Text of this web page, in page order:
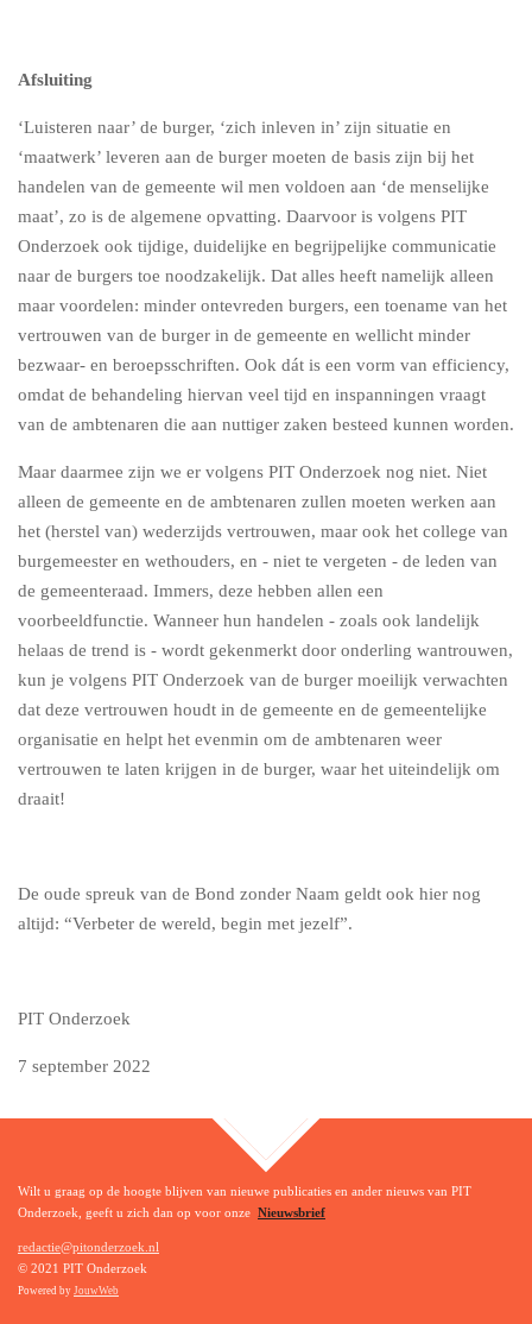
Afsluiting
‘Luisteren naar’ de burger, ‘zich inleven in’ zijn situatie en
‘maatwerk’ leveren aan de burger moeten de basis zijn bij het
handelen van de gemeente wil men voldoen aan ‘de menselijke
maat’, zo is de algemene opvatting. Daarvoor is volgens PIT
Onderzoek ook tijdige, duidelijke en begrijpelijke communicatie
naar de burgers toe noodzakelijk. Dat alles heeft namelijk alleen
maar voordelen: minder ontevreden burgers, een toename van het
vertrouwen van de burger in de gemeente en wellicht minder
bezwaar- en beroepsschriften. Ook dát is een vorm van efficiency,
omdat de behandeling hiervan veel tijd en inspanningen vraagt
van de ambtenaren die aan nuttiger zaken besteed kunnen worden.
Maar daarmee zijn we er volgens PIT Onderzoek nog niet. Niet
alleen de gemeente en de ambtenaren zullen moeten werken aan
het (herstel van) wederzijds vertrouwen, maar ook het college van
burgemeester en wethouders, en - niet te vergeten - de leden van
de gemeenteraad. Immers, deze hebben allen een
voorbeeldfunctie. Wanneer hun handelen - zoals ook landelijk
helaas de trend is - wordt gekenmerkt door onderling wantrouwen,
kun je volgens PIT Onderzoek van de burger moeilijk verwachten
dat deze vertrouwen houdt in de gemeente en de gemeentelijke
organisatie en helpt het evenmin om de ambtenaren weer
vertrouwen te laten krijgen in de burger, waar het uiteindelijk om
draait!
De oude spreuk van de Bond zonder Naam geldt ook hier nog
altijd: “Verbeter de wereld, begin met jezelf”.
PIT Onderzoek
7 september 2022
Wilt u graag op de hoogte blijven van nieuwe publicaties en ander nieuws van PIT
Onderzoek, geeft u zich dan op voor onze Nieuwsbrief
redactie@pitonderzoek.nl
© 2021 PIT Onderzoek
Powered by JouwWeb